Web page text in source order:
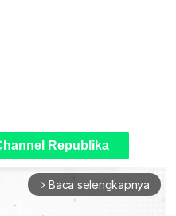
Republika
arrow_forward_ios Baca selengkapnya